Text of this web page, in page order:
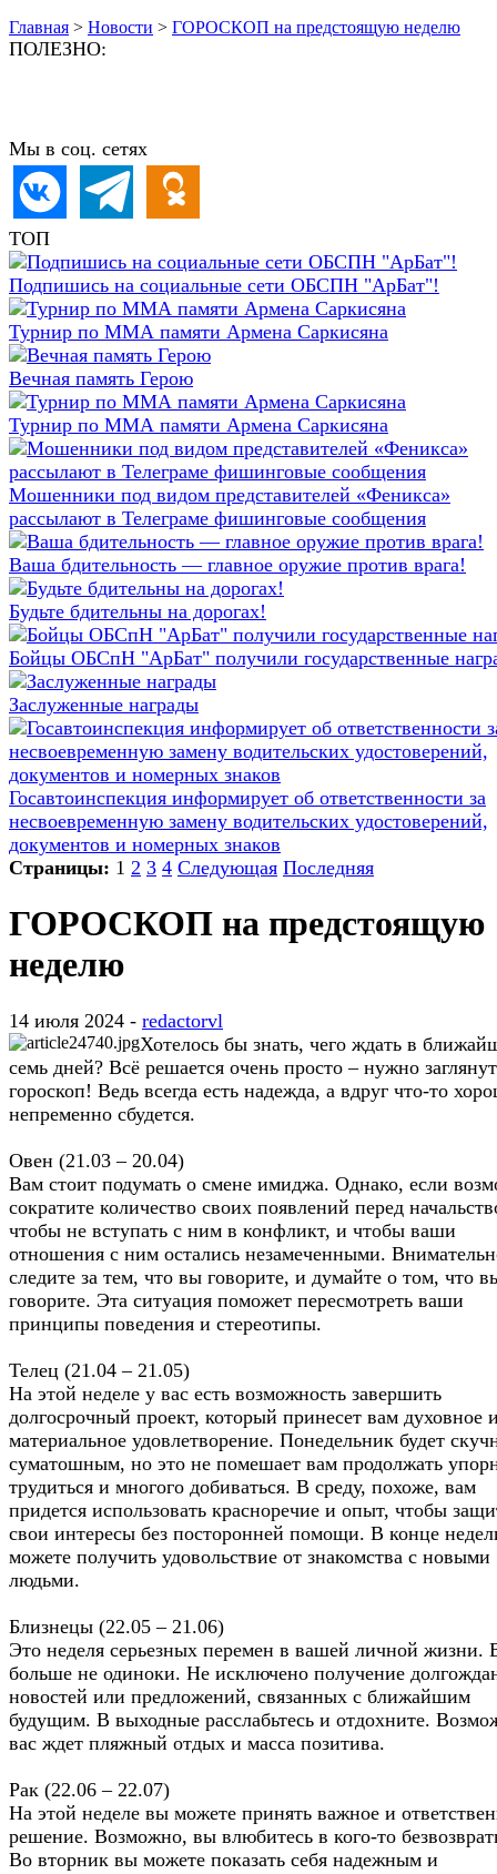
Главная > Новости > ГОРОСКОП на предстоящую неделю
ПОЛЕЗНО:
Мы в соц. сетях
ТОП
Подпишись на социальные сети ОБСПН "АрБат"!
Турнир по ММА памяти Армена Саркисяна
Вечная память Герою
Турнир по ММА памяти Армена Саркисяна
Мошенники под видом представителей «Феникса»
рассылают в Телеграме фишинговые сообщения
Ваша бдительность — главное оружие против врага!
Будьте бдительны на дорогах!
Бойцы ОБСпН "АрБат" получили государственные
Заслуженные награды
Госавтоинспекция информирует об ответственности за
несвоевременную замену водительских удостоверений,
документов и номерных знаков
Страницы: 1 2 3 4 Следующая Последняя
ГОРОСКОП на предстоящую
неделю
14 июля 2024 - redactorvl
Хотелось бы знать, чего ждать в
семь дней? Всё решается очень просто – нужно
гороскоп! Ведь всегда есть надежда, а вдруг что-то
непременно сбудется.
Овен (21.03 – 20.04)
Вам стоит подумать о смене имиджа. Однако, если
сократите количество своих появлений перед
чтобы не вступать с ним в конфликт, и чтобы ваши
отношения с ним остались незамеченными.
следите за тем, что вы говорите, и думайте о том, что
говорите. Эта ситуация поможет пересмотреть ваши
принципы поведения и стереотипы.
Телец (21.04 – 21.05)
На этой неделе у вас есть возможность завершить
долгосрочный проект, который принесет вам духовное
материальное удовлетворение. Понедельник будет
суматошным, но это не помешает вам продолжать
трудиться и многого добиваться. В среду, похоже, вам
придется использовать красноречие и опыт, чтобы
свои интересы без посторонней помощи. В конце
можете получить удовольствие от знакомства с новыми
людьми.
Близнецы (22.05 – 21.06)
Это неделя серьезных перемен в вашей личной жизни.
больше не одиноки. Не исключено получение
новостей или предложений, связанных с ближайшим
будущим. В выходные расслабьтесь и отдохните.
вас ждет пляжный отдых и масса позитива.
Рак (22.06 – 22.07)
На этой неделе вы можете принять важное и
решение. Возможно, вы влюбитесь в кого-то
Во вторник вы можете показать себя надежным и